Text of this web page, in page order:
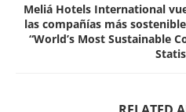
Meliá Hotels International
las compañías más
“World’s Most Sustainable